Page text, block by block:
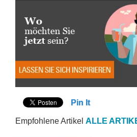
Pin It
Empfohlene Artikel ALLE